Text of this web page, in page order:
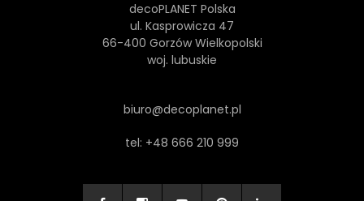
decoPLANET Polska
ul. Kasprowicza 47
66-400 Gorzów Wielkopolski
woj. lubuskie
biuro@decoplanet.pl
tel: +48 666 210 999